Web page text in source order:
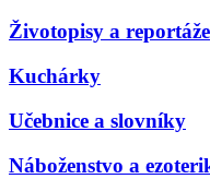
Životopisy a reportáže
Kuchárky
Učebnice a slovníky
Náboženstvo a